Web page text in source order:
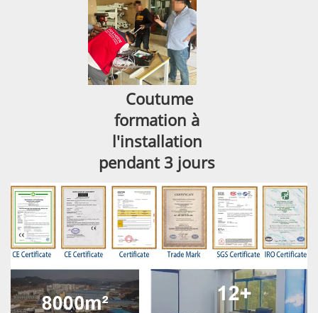
Coutume
formation à
l'installation
pendant 3 jours